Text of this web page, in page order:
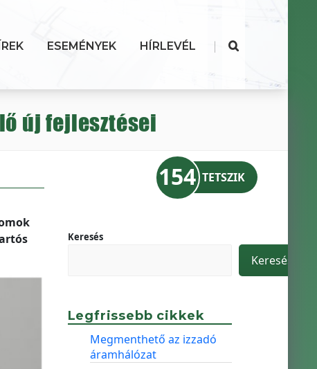
ESEMÉNYEK HÍRLEVÉL |
új fejlesztései
154 TETSZIK
Keresés
Keresés
Legfrissebb cikkek
Megmenthető az izzadó
áramhálózat